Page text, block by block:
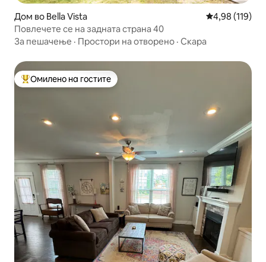
Дом во Bella Vista Просечна
4,98 (119)
Повлечете се на задната страна 40
За пешачење · Простори на отворено · Скара
Меѓу најуспешните „Омилени на гостите“
Омилено на гостите